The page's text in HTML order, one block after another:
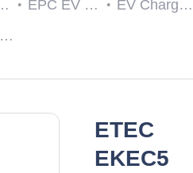
EPC EV Charge Controller
EV Charger RCDs
ETEC
EKEC5